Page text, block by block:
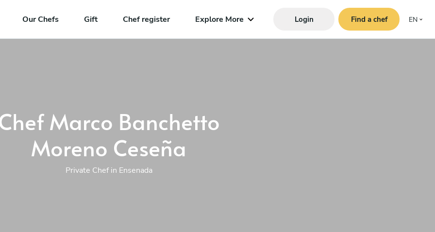
Our Chefs Gift Chef register Explore More Login Find a chef EN
Marco Banchetto
Moreno Ceseña
Private Chef in Ensenada